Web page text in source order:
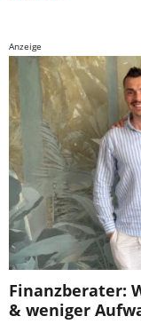
Anzeige
Finanzberater:
& weniger